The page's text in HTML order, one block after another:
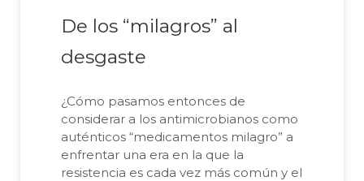
De los “milagros” al
desgaste
¿Cómo pasamos entonces de
considerar a los antimicrobianos como
auténticos “medicamentos milagro” a
enfrentar una era en la que la
resistencia es cada vez más común y el